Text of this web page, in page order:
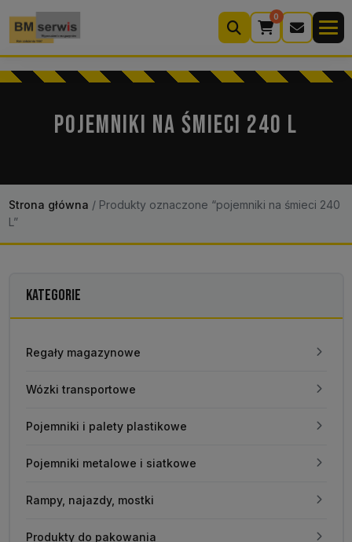
0
Wyszukiwarka
produktów
Kontakt 22 633 33 11
POJEMNIKI NA ŚMIECI 240 L
Strona główna /Produkty oznaczone “pojemniki na śmieci 240
L”
KATEGORIE
Regały magazynowe
Wózki transportowe
Pojemniki i palety plastikowe
Pojemniki metalowe i siatkowe
Rampy, najazdy, mostki
Produkty do pakowania